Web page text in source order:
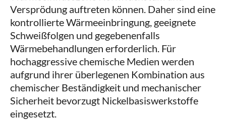
Versprödung auftreten können. Daher sind eine
kontrollierte Wärmeeinbringung, geeignete
Schweißfolgen und gegebenenfalls
Wärmebehandlungen erforderlich. Für
hochaggressive chemische Medien werden
aufgrund ihrer überlegenen Kombination aus
chemischer Beständigkeit und mechanischer
Sicherheit bevorzugt Nickelbasiswerkstoffe
eingesetzt.